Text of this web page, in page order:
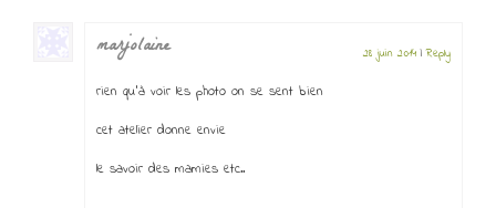
marjolaine 28 juin 2014 |Reply
rien qu’à voir les photo on se sent bien
cet atelier donne envie
le savoir des mamies etc..